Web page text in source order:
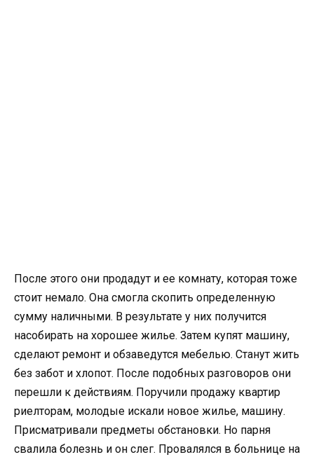
После этого они продадут и ее комнату, которая тоже
стоит немало. Она смогла скопить определенную
сумму наличными. В результате у них получится
насобирать на хорошее жилье. Затем купят машину,
сделают ремонт и обзаведутся мебелью. Станут жить
без забот и хлопот. После подобных разговоров они
перешли к действиям. Поручили продажу квартир
риелторам, молодые искали новое жилье, машину.
Присматривали предметы обстановки. Но парня
свалила болезнь и он слег. Провалялся в больнице на